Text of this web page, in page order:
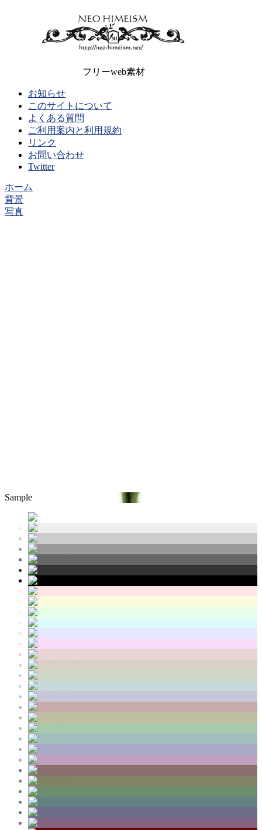
フリーweb素材
お知らせ
このサイトについて
よくある質問
ご利用案内と利用規約
リンク
お問い合わせ
Twitter
ホーム
背景
写真
Sample